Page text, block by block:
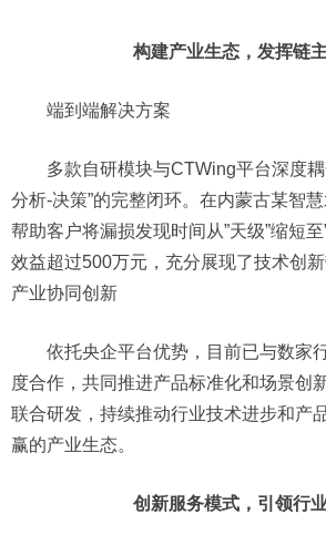
构建产业生态，发挥链
端到端解决方案
多款自研模块与CTWing平台深度
分析-决策”的完整闭环。在内蒙古某智
帮助客户将漏损发现时间从”天级”缩短
效益超过500万元，充分展现了技术创新
产业协同创新
依托央企平台优势，目前已与数家
度合作，共同推进产品标准化和场景创
联合研发，持续推动行业技术进步和产
赢的产业生态。
创新服务模式，引领行